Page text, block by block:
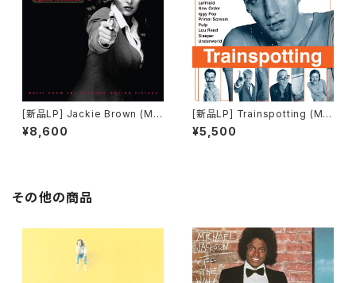
[新品LP] Jackie Brown (Mu
sic From The Miramax Mot
ion Picture) / ジャッキー・ブラ
¥8,600
[新品LP] Trainspotting (Mu
sic From the Motion Pictur
e)(180g, 2LP) / 「トレインスポ
¥5,500
その他の商品